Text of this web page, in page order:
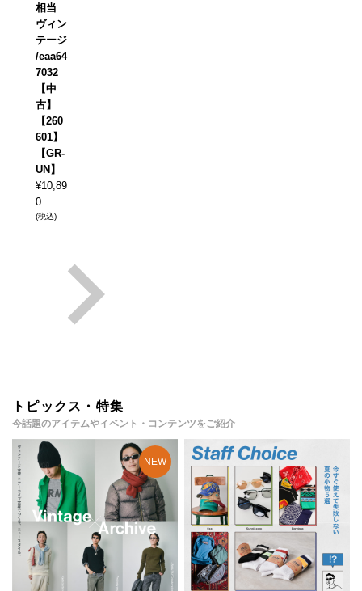
相当
ヴィン
テージ
/eaa64
7032
【中
古】
【260
601】
【GR-
UN】
¥10,89
0
(税込)
トピックス・特集
今話題のアイテムやイベント・コンテンツをご紹介